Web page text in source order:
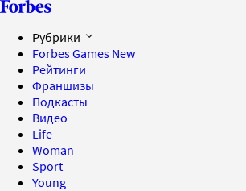
Рубрики
Forbes Games New
Рейтинги
Франшизы
Подкасты
Видео
Life
Woman
Sport
Young